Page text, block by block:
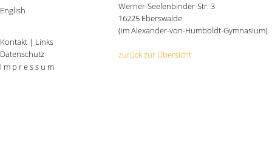
English
Werner-Seelenbinder-Str. 3
16225 Eberswalde
(im Alexander-von-Humboldt-Gymnasium)
zurück zur Übersicht
Kontakt | Links
Datenschutz
I m p r e s s u m